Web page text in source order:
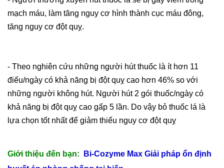
mạch máu, làm tăng nguy cơ hình thành cục máu đông,
tăng nguy cơ đột quỵ.
- Theo nghiên cứu những người hút thuốc là ít hơn 11
điếu/ngày có khả năng bị đột quỵ cao hơn 46% so với
những người không hút. Người hút 2 gói thuốc/ngày có
khả năng bị đột quỵ cao gấp 5 lần. Do vậy bỏ thuốc lá là
lựa chọn tốt nhất để giảm thiểu nguy cơ đột quỵ
Giới thiệu đến bạn:
Bi-Cozyme Max Giải pháp ổn định